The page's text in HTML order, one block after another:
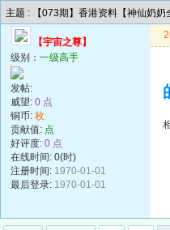
主题 : 【073期】香港资料【神仙奶奶
【宇宙之尊】
级别： 一级高手
发帖:
威望: 0 点
铜币: 枚
贡献值: 点
好评度: 0 点
在线时间: 0(时)
注册时间: 1970-01-01
最后登录: 1970-01-01